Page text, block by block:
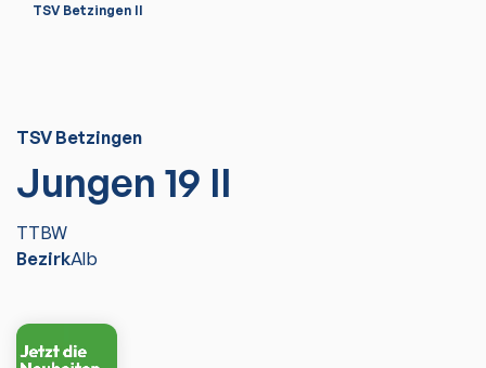
TSV Betzingen II
TSV Betzingen
Jungen 19 II
TTBW
BezirkAlb